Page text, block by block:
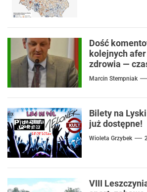
Dość
kolejnych
zdrowia —
mówić o
Marcin Stempniak
Bilety na
już dostępne!
Wioleta Grzybek
VIII